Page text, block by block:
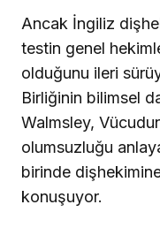
Ancak İngiliz
testin genel
olduğunu ileri
Birliğinin bilimsel
Walmsley,
olumsuzluğu
birinde
konuşuyor.